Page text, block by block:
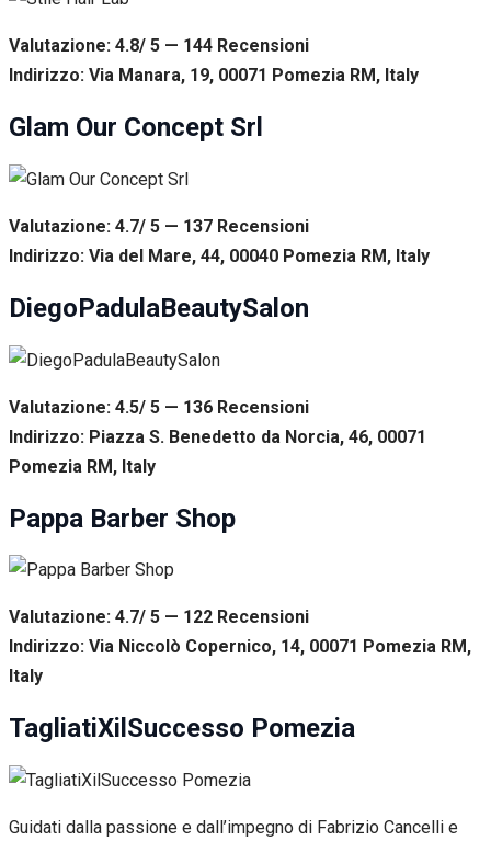
Valutazione: 4.8/ 5 — 144 Recensioni
Indirizzo: Via Manara, 19, 00071 Pomezia RM, Italy
Glam Our Concept Srl
Valutazione: 4.7/ 5 — 137 Recensioni
Indirizzo: Via del Mare, 44, 00040 Pomezia RM, Italy
DiegoPadulaBeautySalon
Valutazione: 4.5/ 5 — 136 Recensioni
Indirizzo: Piazza S. Benedetto da Norcia, 46, 00071
Pomezia RM, Italy
Pappa Barber Shop
Valutazione: 4.7/ 5 — 122 Recensioni
Indirizzo: Via Niccolò Copernico, 14, 00071 Pomezia RM,
Italy
TagliatiXilSuccesso Pomezia
Guidati dalla passione e dall’impegno di Fabrizio Cancelli e